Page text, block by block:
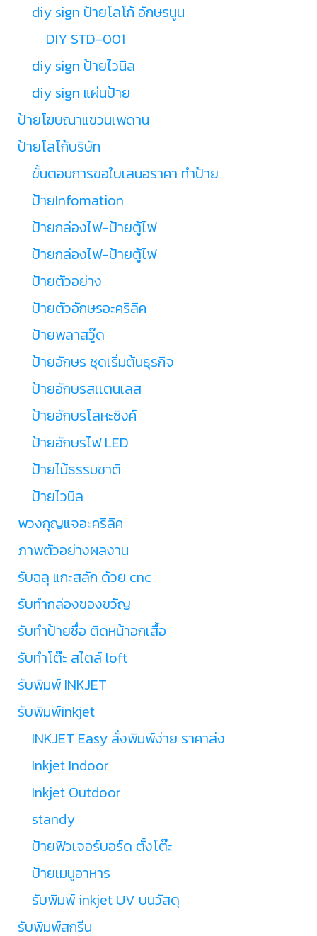
diy sign ป้ายโลโก้ อักษรนูน
DIY STD-001
diy sign ป้ายไวนิล
diy sign แผ่นป้าย
ป้ายโฆษณาแขวนเพดาน
ป้ายโลโก้บริษัท
ขั้นตอนการขอใบเสนอราคา ทำป้าย
ป้ายInfomation
ป้ายกล่องไฟ-ป้ายตู้ไฟ
ป้ายกล่องไฟ-ป้ายตู้ไฟ
ป้ายตัวอย่าง
ป้ายตัวอักษรอะคริลิค
ป้ายพลาสวู๊ด
ป้ายอักษร ชุดเริ่มต้นธุรกิจ
ป้ายอักษรสเเตนเลส
ป้ายอักษรโลหะซิงค์
ป้ายอักษรไฟ LED
ป้ายไม้ธรรมชาติ
ป้ายไวนิล
พวงกุญแจอะคริลิค
ภาพตัวอย่างผลงาน
รับฉลุ แกะสลัก ด้วย cnc
รับทำกล่องของขวัญ
รับทำป้ายชื่อ ติดหน้าอกเสื้อ
รับทำโต๊ะ สไตล์ loft
รับพิมพ์ INKJET
รับพิมพ์inkjet
INKJET Easy สั่งพิมพ์ง่าย ราคาส่ง
Inkjet Indoor
Inkjet Outdoor
standy
ป้ายฟิวเจอร์บอร์ด ตั้งโต๊ะ
ป้ายเมนูอาหาร
รับพิมพ์ inkjet UV บนวัสดุ
รับพิมพ์สกรีน